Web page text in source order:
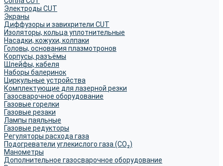
Электроды CUT
Экраны
Диффузоры и завихрители CUT
Изоляторы, кольца уплотнительные
Насадки, кожухи, колпаки
Головы, основания плазмотронов
Корпусы, разъёмы
Шлейфы, кабеля
Наборы балеринок
Циркульные устройства
Комплектующие для лазерной резки
Газосварочное оборудование
Газовые горелки
Газовые резаки
Лампы паяльные
Газовые редукторы
Регуляторы расхода газа
Подогреватели углекислого газа (CO₂)
Манометры
Дополнительное газосварочное оборудование